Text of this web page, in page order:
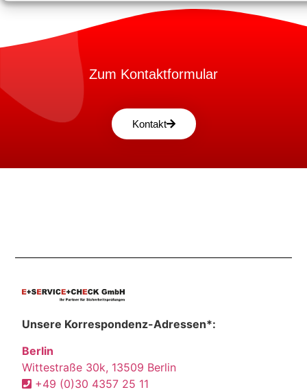
Zum Kontaktformular
Kontakt
Unsere Korrespondenz-Adressen*:
Berlin
Wittestraße 30k, 13509 Berlin
+49 (0)30 4357 25 11